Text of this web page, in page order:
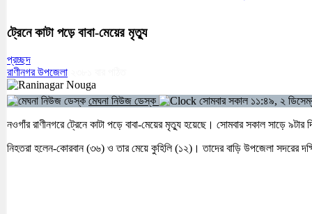
ট্রেনে কাটা পড়ে বাবা-মেয়ের মৃত্যু
প্রচ্ছদ
রাণীনগর উপজেলা
মেঘনা নিউজ ডেস্ক
সোমবার সকাল ১১:৪৯, ২
নওগাঁর রাণীনগরে ট্রেনে কাটা পড়ে বাবা-মেয়ের মৃত্যু হয়েছে। সোমবার সকাল সাড়ে
নিহতরা হলেন-কোরবান (৩৬) ও তার মেয়ে কুহিলি (১২)। তাদের বাড়ি উপজেলা সদরের